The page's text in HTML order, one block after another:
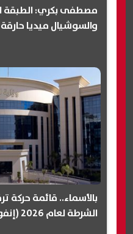
مصطفى بكري: الطبقة
والسوشيال ميديا
بالأسماء.. قائمة حركة
الشرطة لعام 2026 (إنفوجراف)